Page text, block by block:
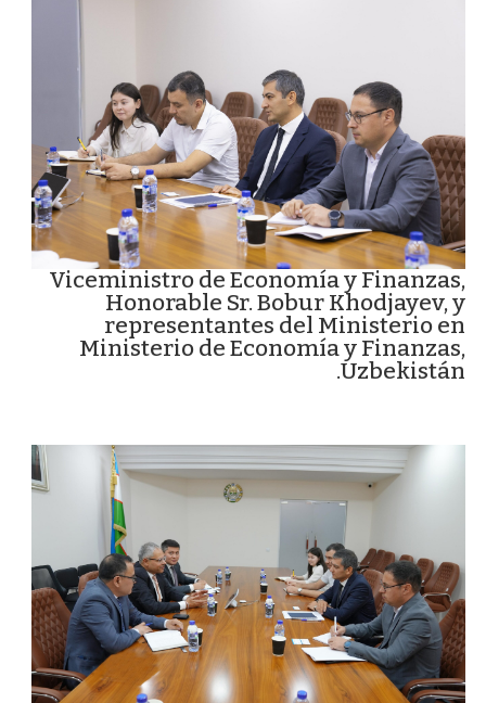
Viceministro de Economía y Finanzas,
Honorable Sr. Bobur Khodjayev, y
representantes del Ministerio en
Ministerio de Economía y Finanzas,
Uzbekistán.